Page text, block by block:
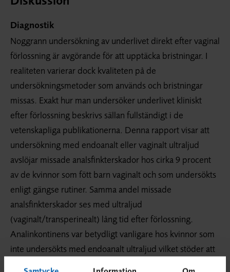
Diagnostik
Noggrann undersökning av underlivet direkt efter vaginal
förlossning är avgörande för att upptäcka bristningar. I
realiteten varierar dock kvaliteten på de
undersökningsmetoder som används och bristningar
missas. Exakt hur man undersöker underlivet kliniskt
efter förlossning beskrivs sällan fullständigt i de
vetenskapliga publikationerna. Denna rapport visar att
undersökning med endoanalt eller vaginalt ultraljud
avslöjar missade analsfinkterskador hos cirka 9 procent
av de kvinnor som fött barn vaginalt och som undersökts
enligt gängse rutiner. Samma andel missade
analsfinkterskador ses med ultraljud
(vaginalt/transperinealt) lång tid efter förlossning.
Analinkontinens var betydligt vanligare hos kvinnor som
inte undersökts med endoanalt ultraljud vilket stöder att